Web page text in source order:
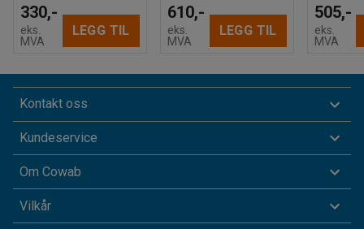
330,-
eks.
MVA
LEGG TIL
610,-
eks.
MVA
LEGG TIL
505,-
eks.
MVA
Kontakt oss
Kundeservice
Om Cowab
Vilkår